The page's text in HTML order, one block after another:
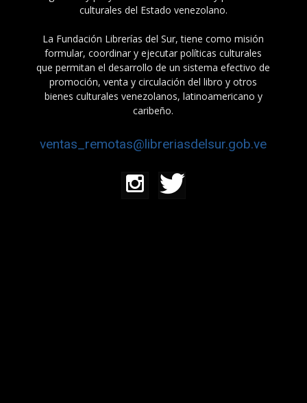
culturales del Estado venezolano.
La Fundación Librerías del Sur, tiene como misión
formular, coordinar y ejecutar políticas culturales
que permitan el desarrollo de un sistema efectivo de
promoción, venta y circulación del libro y otros
bienes culturales venezolanos, latinoamericano y
caribeño.
ventas_remotas@libreriasdelsur.gob.ve